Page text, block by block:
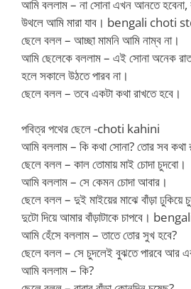
আমি বললাম – না সোনা এখন আনতে
উথলে আমি মারা যাব। bengali choti
ছেলে বলল – আচ্ছা মামনি আমি নাম্ব না।
আমি ছেলেকে বললাম – এই সোনা অনেক
হলে সকালে উঠতে পারব না।
ছেলে বলল – তবে একটা কথা রাখতে হবে।
পবিত্র পথের ছেলে -choti kahini
আমি বললাম – কি কথা সোনা? তোর সব কথা
ছেলে বলল – কাল তোমায় মাই চোদা চুদবো।
আমি বললাম – সে কেমন চোদা আবার।
ছেলে বলল – দুই মাইয়ের মাঝে বাঁড়া
দুটো দিয়ে আমার বাঁড়াটাকে চাপবে।
আমি হেঁসে বললাম – তাতে তোর সুখ হবে?
ছেলে বলল – সে চুদলেই বুঝতে পারবে আর
আমি বললাম – কি?